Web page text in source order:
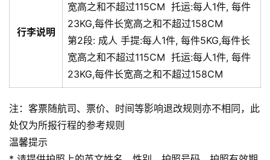
行李说明
宽高之和不超过115CM 托运:每人1件, 每件
23KG,每件长宽高之和不超过158CM
第2段: 成人 手提:每人1件, 每件5KG,每件长
宽高之和不超过115CM 托运:每人1件, 每件
23KG,每件长宽高之和不超过158CM
注：客票随航司、票价、时间等影响退改规则亦不相同，此
处仅为所报行程的参考规则
温馨提示